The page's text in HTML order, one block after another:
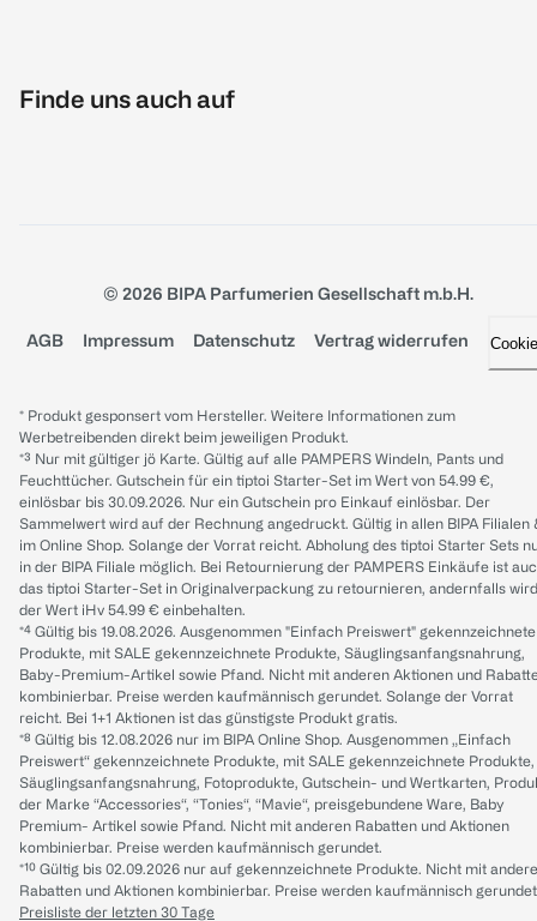
Finde uns auch auf
© 2026 BIPA Parfumerien Gesellschaft m.b.H.
AGB Impressum Datenschutz Vertrag widerrufen
* Produkt gesponsert vom Hersteller. Weitere Informationen zum
Werbetreibenden direkt beim jeweiligen Produkt.
*³ Nur mit gültiger jö Karte. Gültig auf alle PAMPERS Windeln, Pants und
Feuchttücher. Gutschein für ein tiptoi Starter-Set im Wert von 54.99 €,
einlösbar bis 30.09.2026. Nur ein Gutschein pro Einkauf einlösbar. Der
Sammelwert wird auf der Rechnung angedruckt. Gültig in allen BIPA Filialen
im Online Shop. Solange der Vorrat reicht. Abholung des tiptoi Starter Sets
in der BIPA Filiale möglich. Bei Retournierung der PAMPERS Einkäufe ist
das tiptoi Starter-Set in Originalverpackung zu retournieren, andernfalls wird
der Wert iHv 54.99 € einbehalten.
*⁴ Gültig bis 19.08.2026. Ausgenommen "Einfach Preiswert" gekennzeichnete
Produkte, mit SALE gekennzeichnete Produkte, Säuglingsanfangsnahrung,
Baby-Premium-Artikel sowie Pfand. Nicht mit anderen Aktionen und
kombinierbar. Preise werden kaufmännisch gerundet. Solange der Vorrat
reicht. Bei 1+1 Aktionen ist das günstigste Produkt gratis.
*⁸ Gültig bis 12.08.2026 nur im BIPA Online Shop. Ausgenommen „Einfach
Preiswert“ gekennzeichnete Produkte, mit SALE gekennzeichnete Produkte,
Säuglingsanfangsnahrung, Fotoprodukte, Gutschein- und Wertkarten,
der Marke “Accessories“, “Tonies“, “Mavie“, preisgebundene Ware, Baby
Premium- Artikel sowie Pfand. Nicht mit anderen Rabatten und Aktionen
kombinierbar. Preise werden kaufmännisch gerundet.
*¹⁰ Gültig bis 02.09.2026 nur auf gekennzeichnete Produkte. Nicht mit
Rabatten und Aktionen kombinierbar. Preise werden kaufmännisch
Preisliste der letzten 30 Tage